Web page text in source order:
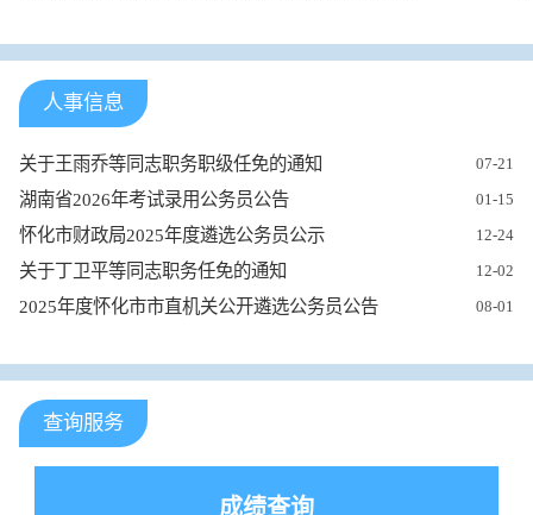
人事信息
关于王雨乔等同志职务职级任免的通知 07-21
湖南省2026年考试录用公务员公告 01-15
怀化市财政局2025年度遴选公务员公示 12-24
关于丁卫平等同志职务任免的通知 12-02
2025年度怀化市市直机关公开遴选公务员公告 08-01
查询服务
成绩查询